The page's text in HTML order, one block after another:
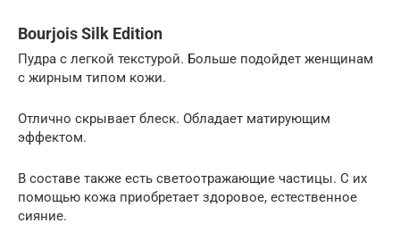
Bourjois Silk Edition
Пудра с легкой текстурой. Больше подойдет женщинам
с жирным типом кожи.
Отлично скрывает блеск. Обладает матирующим
эффектом.
В составе также есть светоотражающие частицы. С их
помощью кожа приобретает здоровое, естественное
сияние.